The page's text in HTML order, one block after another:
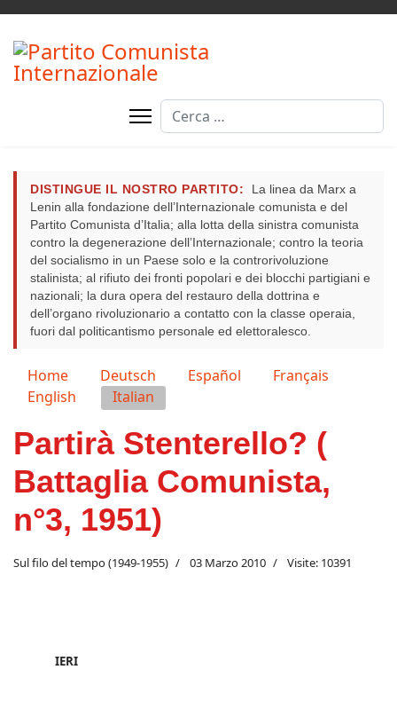
Cerca
DISTINGUE IL NOSTRO PARTITO:
La linea da Marx a
Lenin alla fondazione dell’Internazionale comunista e del
Partito Comunista d’Italia; alla lotta della sinistra comunista
contro la degenerazione dell’Internazionale; contro la teoria
del socialismo in un Paese solo e la controrivoluzione
stalinista; al rifiuto dei fronti popolari e dei blocchi partigiani e
nazionali; la dura opera del restauro della dottrina e
dell’organo rivoluzionario a contatto con la classe operaia,
fuori dal politicantismo personale ed elettoralesco.
Seleziona la tua lingua
Home Deutsch Español
Français
English
Italian
Partirà Stenterello? (
Battaglia Comunista,
n°3, 1951)
Sul filo del tempo (1949-1955) 03 Marzo 2010 Visite: 10391
IERI